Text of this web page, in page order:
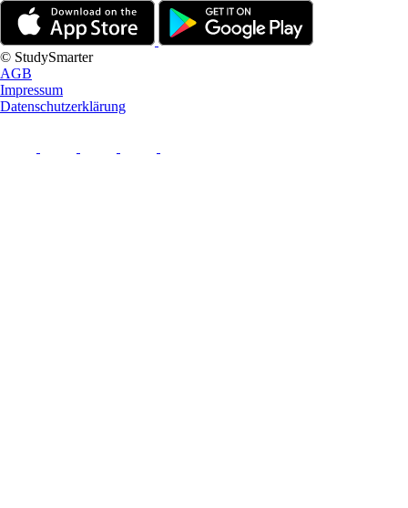
© StudySmarter
AGB
Impressum
Datenschutzerklärung